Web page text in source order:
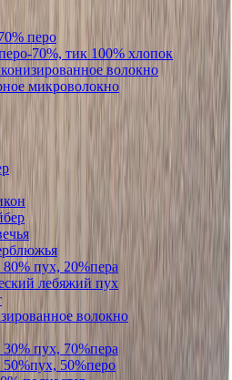
перо
70%, тик 100% хлопок
волокно
микроволокно
пух, 20%пера
лебяжий пух
волокно
пух, 70%пера
50%перо